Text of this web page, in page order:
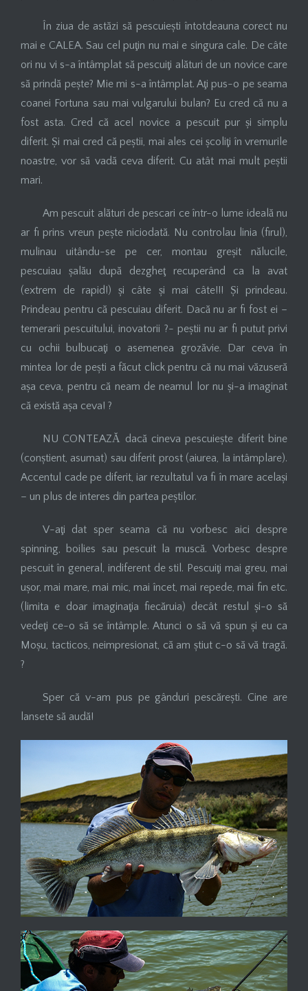
În ziua de astăzi să pescuiești întotdeauna corect nu
mai e CALEA. Sau cel puţin nu mai e singura cale. De câte
ori nu vi s-a întâmplat să pescuiţi alături de un novice care
să prindă pește? Mie mi s-a întâmplat. Aţi pus-o pe seama
coanei Fortuna sau mai vulgarului bulan? Eu cred că nu a
fost asta. Cred că acel novice a pescuit pur și simplu
diferit. Și mai cred că peștii, mai ales cei școliţi în vremurile
noastre, vor să vadă ceva diferit. Cu atât mai mult peștii
mari.
Am pescuit alături de pescari ce într-o lume ideală nu
ar fi prins vreun pește niciodată. Nu controlau linia (firul),
mulinau uitându-se pe cer, montau greșit nălucile,
pescuiau șalău după dezgheţ recuperând ca la avat
(extrem de rapid!) și câte și mai câte!!! Și prindeau.
Prindeau pentru că pescuiau diferit. Dacă nu ar fi fost ei –
temerarii pescuitului, inovatorii ?- peștii nu ar fi putut privi
cu ochii bulbucaţi o asemenea grozăvie. Dar ceva în
mintea lor de pești a făcut click pentru că nu mai văzuseră
așa ceva, pentru că neam de neamul lor nu și-a imaginat
că există așa ceva! ?
NU CONTEAZĂ dacă cineva pescuiește diferit bine
(conștient, asumat) sau diferit prost (aiurea, la intâmplare).
Accentul cade pe diferit, iar rezultatul va fi în mare același
– un plus de interes din partea peștilor.
V-aţi dat sper seama că nu vorbesc aici despre
spinning, boilies sau pescuit la muscă. Vorbesc despre
pescuit în general, indiferent de stil. Pescuiţi mai greu, mai
ușor, mai mare, mai mic, mai încet, mai repede, mai fin etc.
(limita e doar imaginaţia fiecăruia) decât restul și-o să
vedeţi ce-o să se întâmple. Atunci o să vă spun și eu ca
Moșu, tacticos, neimpresionat, că am știut c-o să vă tragă.
?
Sper că v-am pus pe gânduri pescărești. Cine are
lansete să audă!